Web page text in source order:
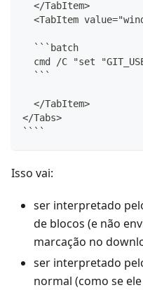
  </TabItem>
<TabItem
  ```batch
cmd /C "set
  ```
  </TabItem>
</Tabs>
````
Isso vai:
ser interpretado
de blocos (e não
marcação no
ser interpretado
normal (como se